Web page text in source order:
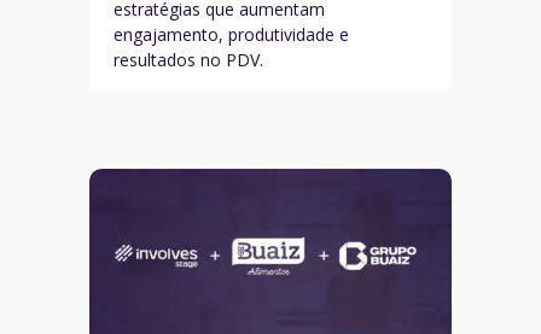
estratégias que aumentam
engajamento, produtividade e
resultados no PDV.